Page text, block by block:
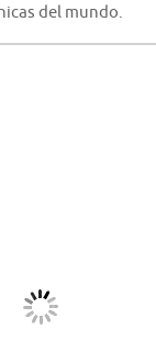
del mundo.